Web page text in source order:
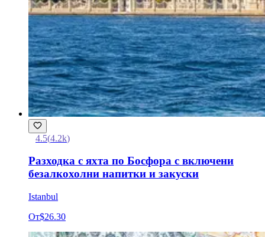
4.5(4.2k)
Разходка с яхта по Босфора с включени
безалкохолни напитки и закуски
Istanbul
От$26.30